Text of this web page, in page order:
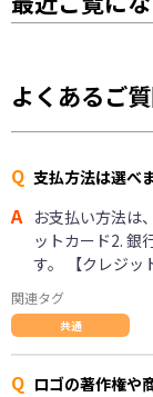
よくあるご
Q 支払方法は選べ
A お支払い方法は
ットカード2. 銀
す。 【クレジ
関連タグ
共通
Q ロゴの著作権や